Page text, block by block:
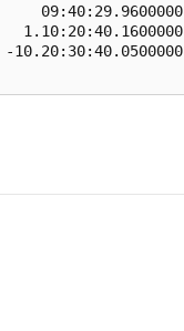
09:40:29.9600000
1.10:20:40.1600000
10.20:30:40.0500000